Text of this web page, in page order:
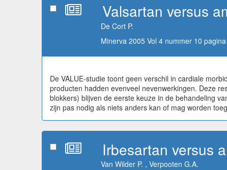
Valsartan versus
De Cort P.
Minerva 2005 Vol 4 nummer 10
De VALUE-studie toont geen verschil in cardiale
producten hadden evenveel nevenwerkingen. Deze
blokkers) blijven de eerste keuze in de behandeling
zijn pas nodig als niets anders kan of mag worden
Irbesartan versus
Van Wilder P. , Verpooten G.A.